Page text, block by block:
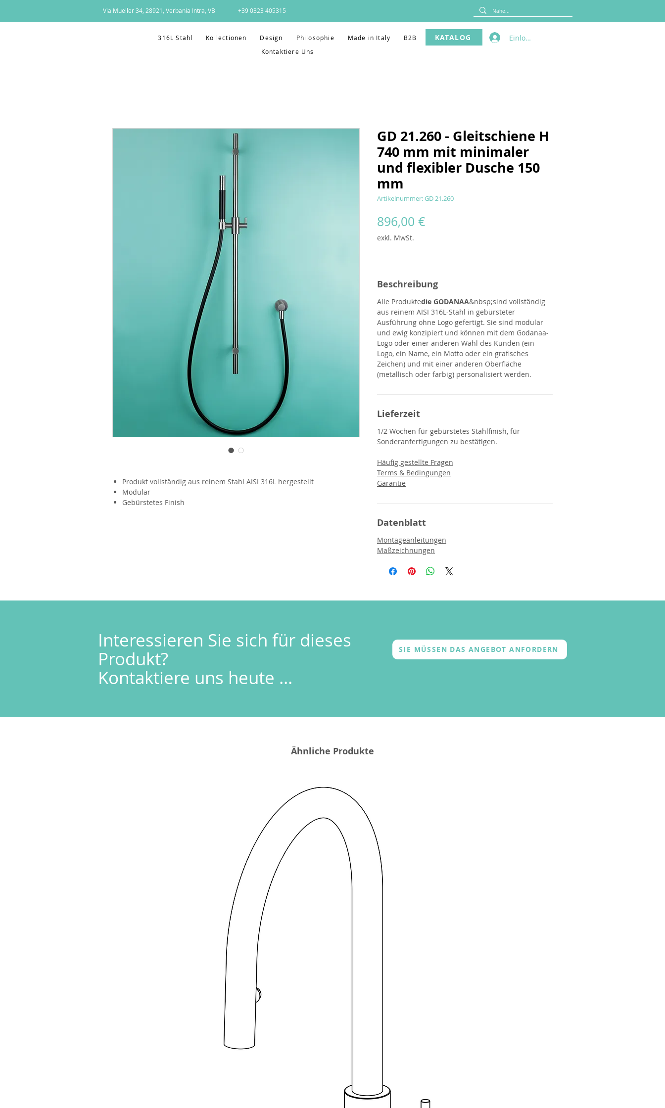
Via Mueller 34, 28921, Verbania Intra, VB +39 0323 405315
316L Stahl Kollectionen Design Philosophie Made in Italy
B2B
Kontaktiere Uns
KATALOG Einloggen
Produkt vollständig aus reinem Stahl AISI 316L hergestellt
Modular
Gebürstetes Finish
GD 21.260 - Gleitschiene H
740 mm mit minimaler
und flexibler Dusche 150
mm
Artikelnummer: GD 21.260
896,00 €
exkl. MwSt.
Beschreibung
Alle Produktedie GODANAA&nbsp;sind vollständig
aus reinem AISI 316L-Stahl in gebürsteter
Ausführung ohne Logo gefertigt. Sie sind modular
und ewig konzipiert und können mit dem Godanaa-
Logo oder einer anderen Wahl des Kunden (ein
Logo, ein Name, ein Motto oder ein grafisches
Zeichen) und mit einer anderen Oberfläche
(metallisch oder farbig) personalisiert werden.
Lieferzeit
1/2 Wochen für gebürstetes Stahlfinish, für
Sonderanfertigungen zu bestätigen.
Häufig gestellte Fragen
Terms & Bedingungen
Garantie
Datenblatt
Montageanleitungen
Maßzeichnungen
Interessieren Sie sich für dieses
Produkt?
Kontaktiere uns heute ...
SIE MÜSSEN DAS ANGEBOT ANFORDERN
Ähnliche Produkte